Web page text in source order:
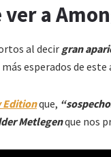
a
al decir gran
esperados de este
Editionque,
Metlegenque nos